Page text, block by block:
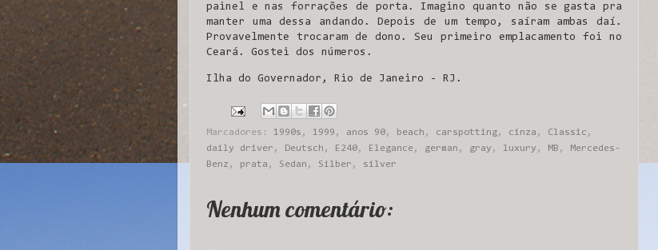
painel e nas forrações de porta. Imagino quanto não se gasta pra
manter uma dessa andando. Depois de um tempo, saíram ambas daí.
Provavelmente trocaram de dono. Seu primeiro emplacamento foi no
Ceará. Gostei dos números.
Ilha do Governador, Rio de Janeiro - RJ.
Marcadores: 1990s , 1999 , anos 90, beach , carspotting, cinza , Classic ,
daily driver , Deutsch , E240, Elegance, german , gray , luxury , MB ,
Mercedes-
Benz , prata , Sedan , Silber , silver
Nenhum comentário: